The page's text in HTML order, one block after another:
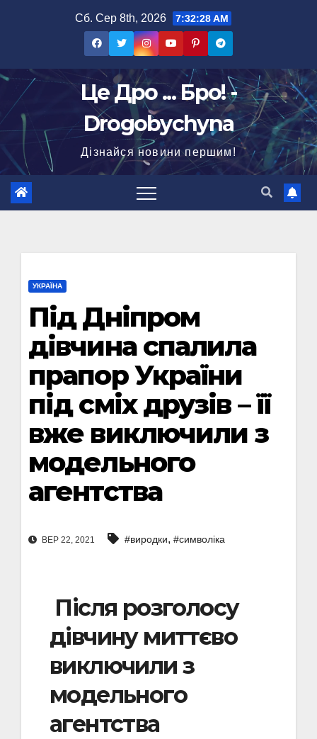
Сб. Сер 8th, 2026 7:32:28 AM
Це Дро ... Бро! -
Drogobychyna
Дізнайся новини першим!
УКРАЇНА
Під Дніпром
дівчина спалила
прапор України
під сміх друзів – її
вже виключили з
модельного
агентства
ВЕР 22, 2021 #виродки, #символіка
Після розголосу
дівчину миттєво
виключили з
модельного
агентства